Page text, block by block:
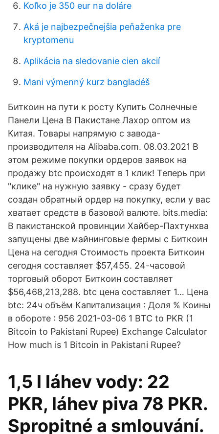
Koľko je 350 eur na doláre
Aká je najbezpečnejšia peňaženka pre
kryptomenu
Aplikácia na sledovanie cien akcií
Mani výmenný kurz bangladéš
Биткоин на пути к росту Купить Солнечные
Панели Цена В Пакистане Лахор оптом из
Китая. Товары напрямую с завода-
производителя на Alibaba.com. 08.03.2021 В
этом режиме покупки ордеров заявок на
продажу btc происходят в 1 клик! Теперь при
"клике" на нужную заявку - сразу будет
создан обратный ордер на покупку, если у вас
хватает средств в базовой валюте. bits.media:
В пакистанской провинции Хайбер-Пахтунхва
запущены две майнинговые фермы с Биткоин
Цена на сегодня Стоимость проекта Биткоин
сегодня составляет $57,455. 24-часовой
торговый оборот Биткоин составляет
$56,468,213,288. btc цена составляет 1… Цена
btc: 24ч объём Капитализация : Доля % Коины
в обороте : 956 2021-03-06 1 BTC to PKR (1
Bitcoin to Pakistani Rupee) Exchange Calculator
How much is 1 Bitcoin in Pakistani Rupee?
1,5 l láhev vody: 22
PKR, láhev piva 78 PKR.
Spropitné a smlouvání.